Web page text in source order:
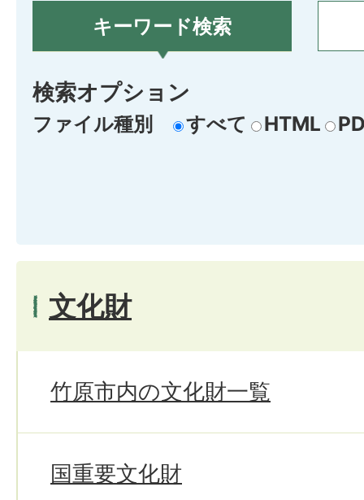
キーワード検索
検索オプション
ファイル種別 すべて HTML
文化財
竹原市内の文化財一覧
国重要文化財